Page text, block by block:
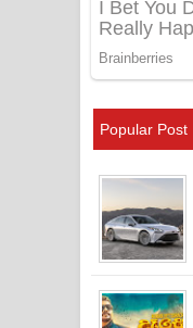
Popular Post